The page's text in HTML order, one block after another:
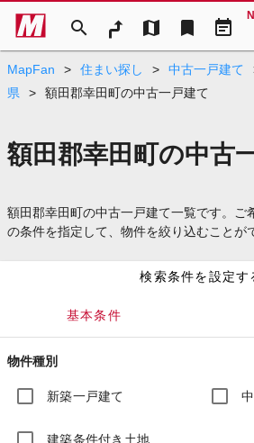
search map bookmark event_note
MapFan > 住まい探し > 中古一戸建て
県
> 額田郡幸田町の中古一戸建て
額田郡幸田町の中古
額田郡幸田町の中古一戸建て一覧です。ご
の条件を指定して、物件を絞り込むことが
検索条件を設定す
基本条件
物件種別
新築一戸建て
建築条件付き土地